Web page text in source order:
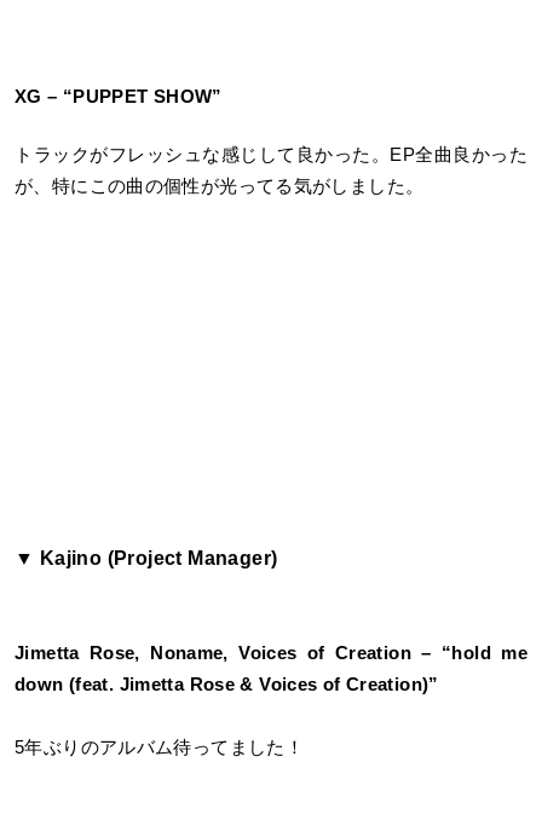
XG – “PUPPET SHOW”
トラックがフレッシュな感じして良かった。EP全曲良かった
が、特にこの曲の個性が光ってる気がしました。
▼ Kajino (Project Manager)
Jimetta Rose, Noname, Voices of Creation – “hold me
down (feat. Jimetta Rose & Voices of Creation)”
5年ぶりのアルバム待ってました！